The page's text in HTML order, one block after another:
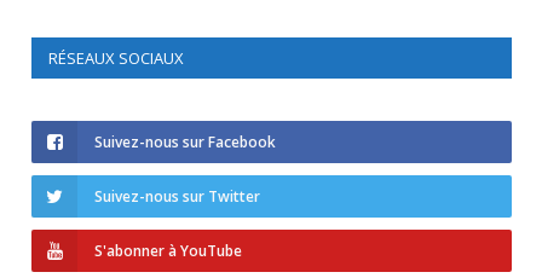
RÉSEAUX SOCIAUX
Suivez-nous sur Facebook
Suivez-nous sur Twitter
S'abonner à YouTube